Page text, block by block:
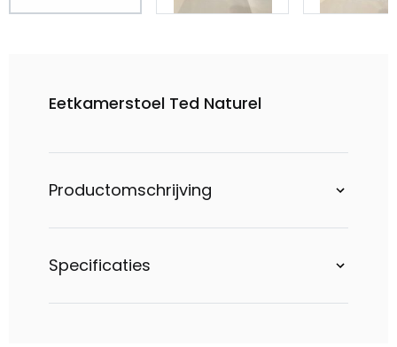
Eetkamerstoel Ted Naturel
Productomschrijving
Specificaties